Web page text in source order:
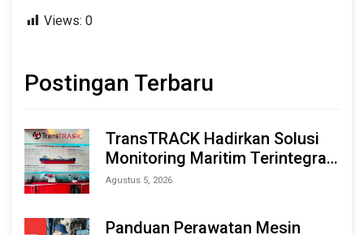
Views: 0
Postingan Terbaru
TransTRACK Hadirkan Solusi
Monitoring Maritim Terintegrasi
Berbasis AI & IoT di Indonesia
Agustus 5, 2026
Panduan Perawatan Mesin